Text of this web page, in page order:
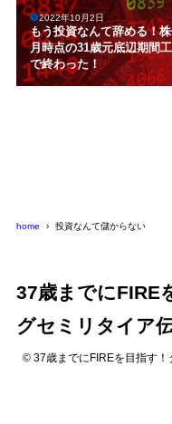
2022年10月2日
もう投資なんて辞める！
月時点の31歳元底辺期間
で終わった！
home 投資なんて儲からない
37歳までにFIRE
グセミリタイア
© 37歳までにFIREを目指す